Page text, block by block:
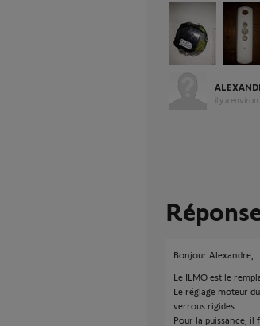
il y a
Bonjour Alexandre,
Le ILMO est le
Le réglage moteur
verrous rigides.
Pour la puissance, il